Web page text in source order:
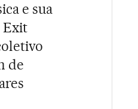
e sua
Exit
de